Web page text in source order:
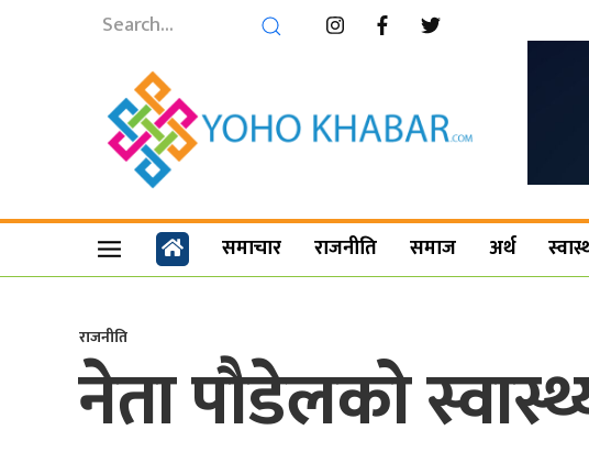
समाचार राजनीति समाज अर्थ
राजनीति
नेता पौडेलको